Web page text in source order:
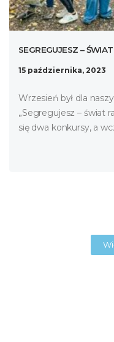
SEGREGUJESZ –
15 października, 2023
Wrzesień był dla
„Segregujesz – świat
się dwa konkursy, a